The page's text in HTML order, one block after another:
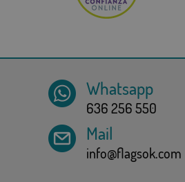
Whatsapp
636 256 550
Mail
info@flagsok.com